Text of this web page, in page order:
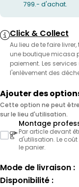
799.- d'achat.
Click & Collect
Au lieu de te faire
une boutique micasa
paiement. Les
l'enlèvement des
Ajouter des
Cette option ne peut
sur le lieu d'utilisation.
Montage
Par article devant
d'utilisation. Le
le panier.
Mode de livraison :
Disponibilité :